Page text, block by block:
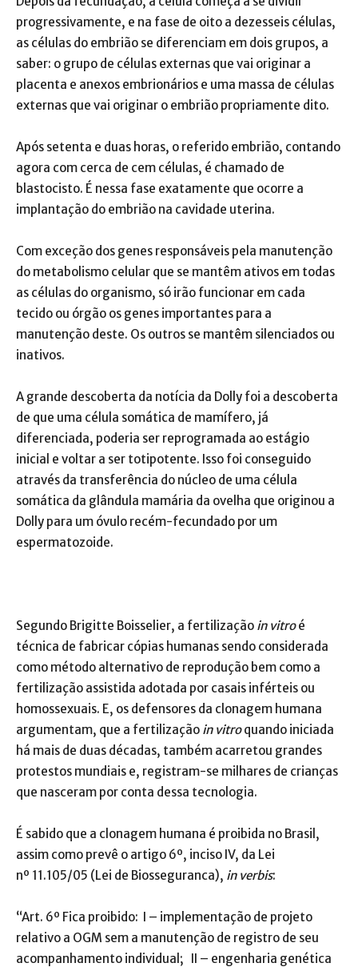
progressivamente, e na fase de oito a dezesseis células,
as células do embrião se diferenciam em dois grupos, a
saber: o grupo de células externas que vai originar a
placenta e anexos embrionários e uma massa de células
externas que vai originar o embrião propriamente dito.
Após setenta e duas horas, o referido embrião, contando
agora com cerca de cem células, é chamado de
blastocisto. É nessa fase exatamente que ocorre a
implantação do embrião na cavidade uterina.
Com exceção dos genes responsáveis pela manutenção
do metabolismo celular que se mantêm ativos em todas
as células do organismo, só irão funcionar em cada
tecido ou órgão os genes importantes para a
manutenção deste. Os outros se mantêm silenciados ou
inativos.
A grande descoberta da notícia da Dolly foi a descoberta
de que uma célula somática de mamífero, já
diferenciada, poderia ser reprogramada ao estágio
inicial e voltar a ser totipotente. Isso foi conseguido
através da transferência do núcleo de uma célula
somática da glândula mamária da ovelha que originou a
Dolly para um óvulo recém-fecundado por um
espermatozoide.
Segundo Brigitte Boisselier, a fertilização in vitroé
técnica de fabricar cópias humanas sendo considerada
como método alternativo de reprodução bem como a
fertilização assistida adotada por casais inférteis ou
homossexuais. E, os defensores da clonagem humana
argumentam, que a fertilização in vitroquando iniciada
há mais de duas décadas, também acarretou grandes
protestos mundiais e, registram-se milhares de crianças
que nasceram por conta dessa tecnologia.
É sabido que a clonagem humana é proibida no Brasil,
assim como prevê o artigo 6º, inciso IV, da Lei
nº 11.105/05 (Lei de Biosseguranca), in verbis:
“Art. 6º Fica proibido: I – implementação de projeto
relativo a OGM sem a manutenção de registro de seu
acompanhamento individual; II – engenharia genética